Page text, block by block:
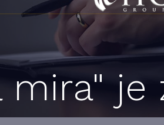
mira" je